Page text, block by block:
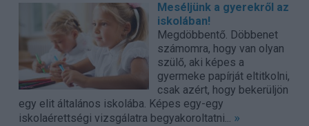
Meséljünk a gyerekről az
iskolában!
Megdöbbentő. Döbbenet
számomra, hogy van olyan
szülő, aki képes a
gyermeke papírját eltitkolni,
csak azért, hogy bekerüljön
egy elit általános iskolába. Képes egy-egy
iskolaérettségi vizsgálatra begyakoroltatni... »